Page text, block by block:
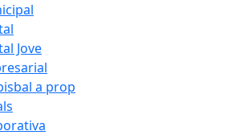
Jove
a prop